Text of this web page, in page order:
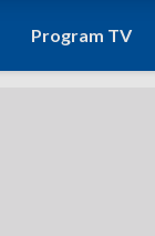
Program TV